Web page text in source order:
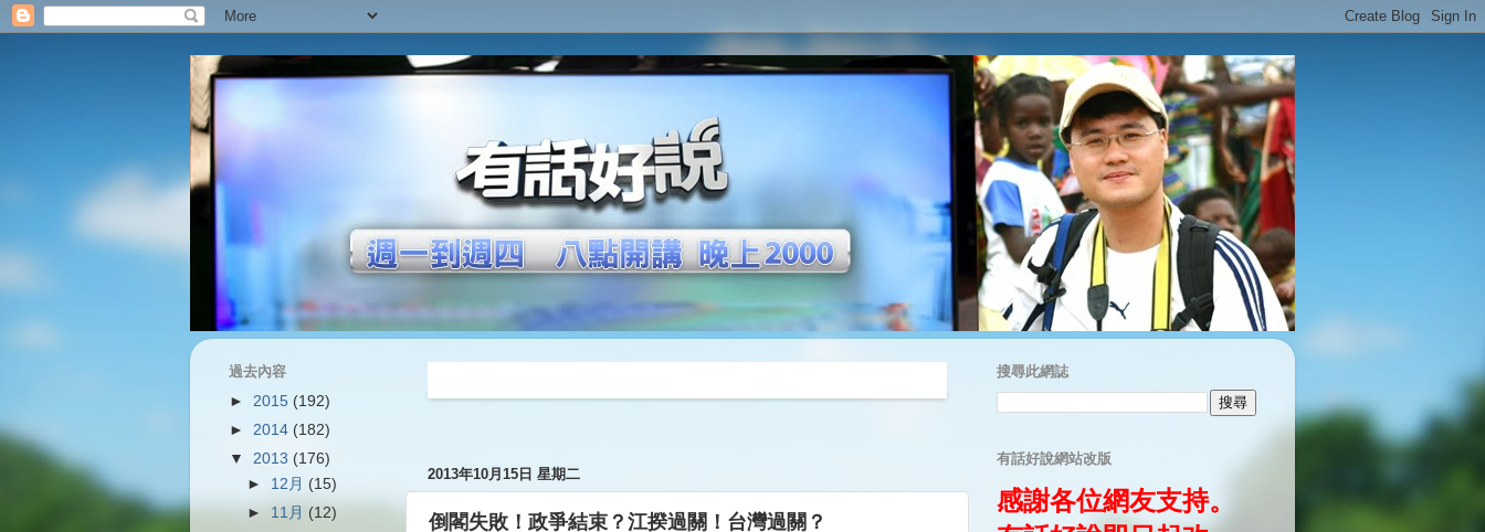
2013年10月15日 星期二
倒閣失敗！政爭結束？江揆過關！台灣過關？
過去內容
► 2015 (192)
► 2014 (182)
▼ 2013 (176)
► 12月 (15)
► 11月(12)
搜尋此網誌
有話好說網站改版
感謝各位網友支持。